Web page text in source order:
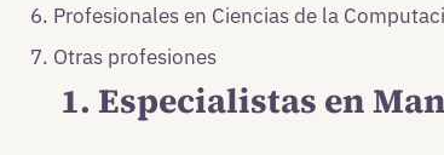
Profesionales en Ciencias de la
Otras profesiones
1. Especialistas en